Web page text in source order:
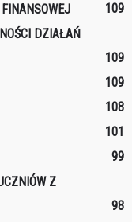
109
DZIAŁAŃ
109
109
108
101
99
Z
98